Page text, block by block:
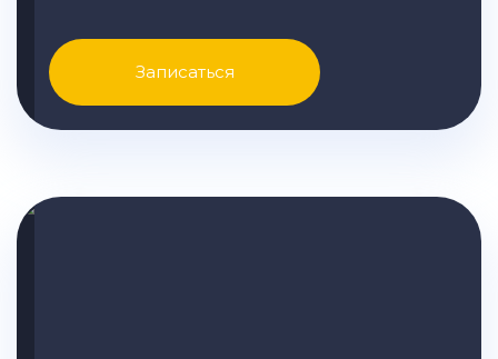
Записаться